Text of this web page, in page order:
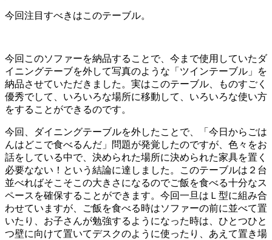
今回注目すべきはこのテーブル。
今回このソファーを納品することで、今まで使用していたダ
イニングテーブを外して写真のような「ツインテーブル」を
納品させていただきました。実はこのテーブル、ものすごく
優秀でして、いろいろな場所に移動して、いろいろな使い方
をすることができるのです。
今回、ダイニングテーブルを外したことで、「今日からごは
んはどこで食べるんだ」問題が発覚したのですが、色々をお
話をしている中で、決められた場所に決められた家具を置く
必要なない！という結論に達しました。このテーブルは２台
並べればそこそこの大きさになるのでご飯を食べる十分なス
ペースを確保することができます。今回一旦はＬ型に組み合
わせていますが、ご飯を食べる時はソファーの前に並べて置
いたり、お子さんが勉強するようになった時は、ひとつひと
つ壁に向けて置いてデスクのように使ったり、あえて置き場